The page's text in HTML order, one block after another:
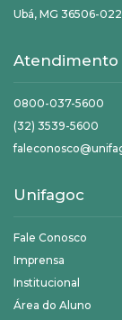
Ubá, MG 36506-
Atendimento
0800-037-5600
(32) 3539-5600
Unifagoc
Fale Conosco
Imprensa
Institucional
Área do Aluno